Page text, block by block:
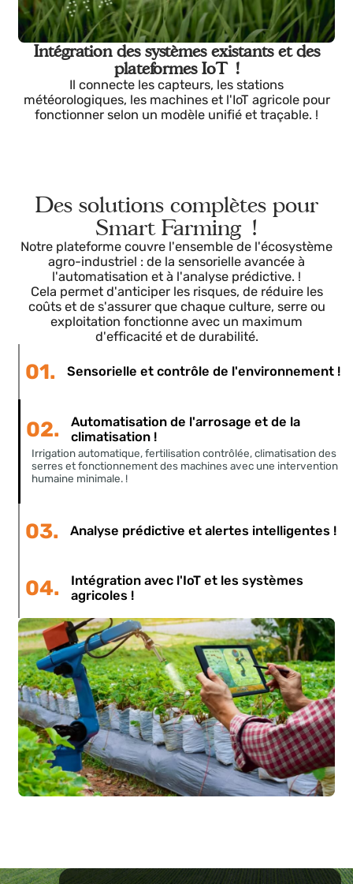
météorologiques, les machines et l'IoT agricole pour
fonctionner selon un modèle unifié et traçable. !
Des solutions complètes pour
Smart Farming !
Notre plateforme couvre l'ensemble de l'écosystème
agro-industriel : de la sensorielle avancée à
coûts et de s'assurer que chaque culture, serre ou
exploitation fonctionne avec un maximum
d'efficacité et de durabilité.
Irrigation automatique, fertilisation contrôlée, climatisation
serres et fonctionnement des machines avec une
03. Analyse prédictive et alertes intelligentes
04.
Intégration avec l'IoT et les systèmes
agricoles !